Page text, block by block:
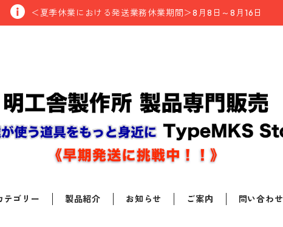
＜夏季休業における発送業務休業期間＞8月8日～8月16日
テゴリー 製品紹介 お知らせ ご案内 問い合わせ